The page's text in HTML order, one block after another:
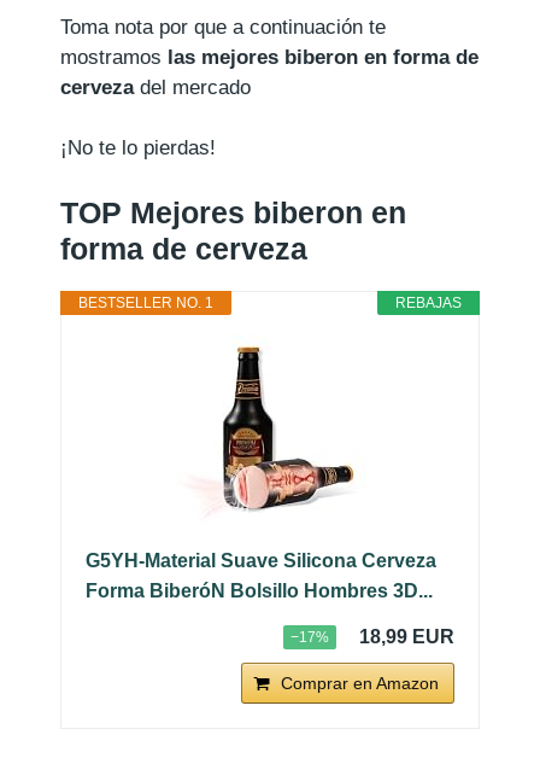
Toma nota por que a continuación te
mostramos las mejores biberon en forma de
cervezadel mercado
¡No te lo pierdas!
TOP Mejores biberon en
forma de cerveza
REBAJAS
BESTSELLER NO. 1
G5YH-Material Suave Silicona Cerveza
Forma BiberóN Bolsillo Hombres 3D...
−17% 18,99 EUR
Comprar en Amazon